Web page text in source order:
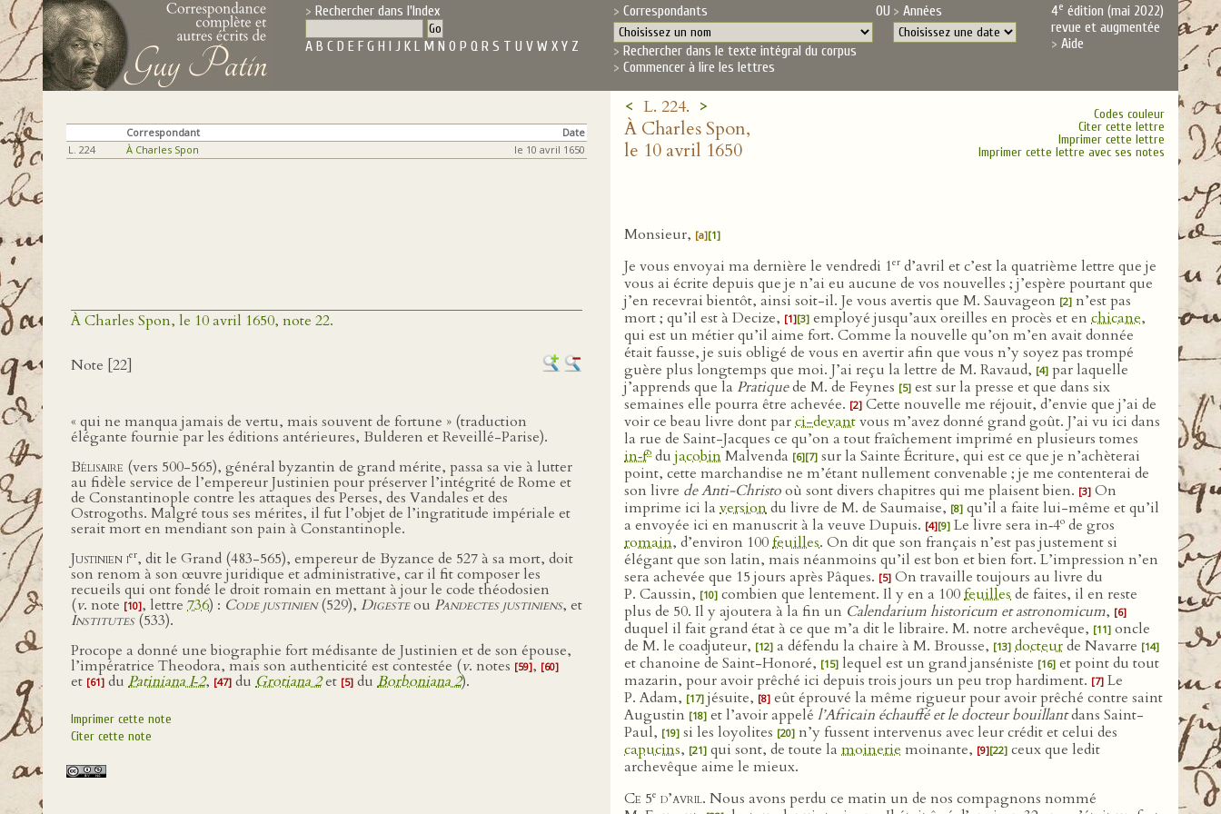
Rechercher dans l'Index
A B C D E F G H I J K L M N O P Q R S T U V W X Y Z
Correspondants OU Années
Rechercher dans le texte intégral du corpus
Commencer à lire les lettres
4e édition (mai 2022)
revue et augmentée
Aide